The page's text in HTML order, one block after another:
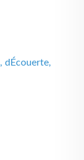
dÉcouerte,